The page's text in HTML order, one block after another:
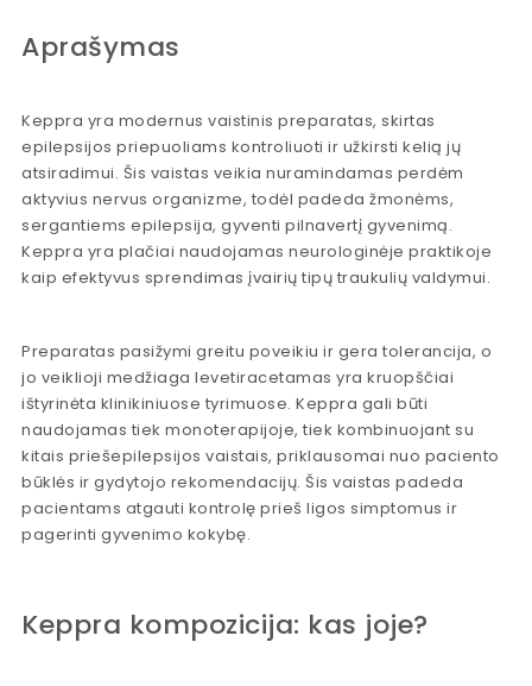
Aprašymas
Keppra yra modernus vaistinis preparatas, skirtas
epilepsijos priepuoliams kontroliuoti ir užkirsti kelią jų
atsiradimui. Šis vaistas veikia nuramindamas perdėm
aktyvius nervus organizme, todėl padeda žmonėms,
sergantiems epilepsija, gyventi pilnavertį gyvenimą.
Keppra yra plačiai naudojamas neurologinėje praktikoje
kaip efektyvus sprendimas įvairių tipų traukulių valdymui.
Preparatas pasižymi greitu poveikiu ir gera tolerancija, o
jo veiklioji medžiaga levetiracetamas yra kruopščiai
ištyrinėta klinikiniuose tyrimuose. Keppra gali būti
naudojamas tiek monoterapijoje, tiek kombinuojant su
kitais priešepilepsijos vaistais, priklausomai nuo paciento
būklės ir gydytojo rekomendacijų. Šis vaistas padeda
pacientams atgauti kontrolę prieš ligos simptomus ir
pagerinti gyvenimo kokybę.
Keppra kompozicija: kas joje?